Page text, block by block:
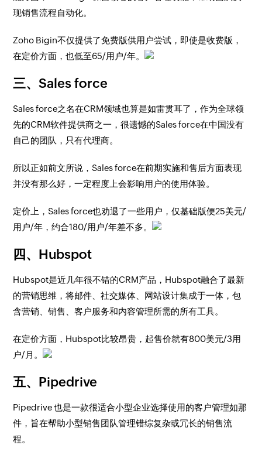
现销售流程自动化。
Zoho Bigin不仅提供了免费版供用户尝试，即使是收费版，
在定价方面，也低至65/用户/年。
三、Sales force
Sales force之名在CRM领域也算是如雷贯耳了，作为全球领
先的CRM软件提供商之一，很遗憾的Sales force在中国没有
自己的团队，只有代理商。
所以正如前文所说，Sales force在前期实施和售后方面表现
并没有那么好，一定程度上会影响用户的使用体验。
定价上，Sales force也劝退了一些用户，仅基础版便25美元/
用户/年，约合180/用户/年差不多。
四、Hubspot
Hubspot是近几年很不错的CRM产品，Hubspot融合了最新
的营销思维，将邮件、社交媒体、网站设计集成于一体，包
含营销、销售、客户服务和内容管理所需的所有工具。
在定价方面，Hubspot比较昂贵，起售价就有800美元/3用
户/月。
五、Pipedrive
Pipedrive 也是一款很适合小型企业选择使用的客户管理如那
件，旨在帮助小型销售团队管理错综复杂或冗长的销售流
程。